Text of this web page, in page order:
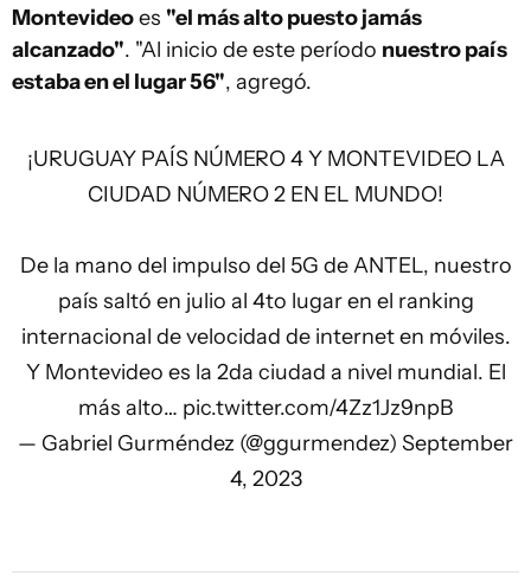
Montevideoes "el más alto puesto jamás
alcanzado". "Al inicio de este período nuestro país
estaba en el lugar 56", agregó.
¡URUGUAY PAÍS NÚMERO 4 Y MONTEVIDEO LA
CIUDAD NÚMERO 2 EN EL MUNDO!
De la mano del impulso del 5G de ANTEL, nuestro
país saltó en julio al 4to lugar en el ranking
internacional de velocidad de internet en móviles.
Y Montevideo es la 2da ciudad a nivel mundial. El
más alto… pic.twitter.com/4Zz1Jz9npB
— Gabriel Gurméndez (@ggurmendez) September
4, 2023